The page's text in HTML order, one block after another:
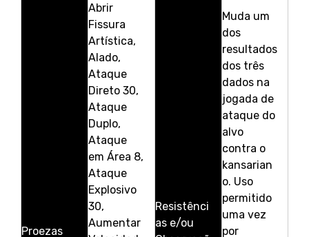
Proezas
Abrir
Fissura
Artística,
Alado,
Ataque
Direto 30,
Ataque
Duplo,
Ataque
em Área 8,
Ataque
Explosivo
30,
Aumentar
Resistênci
as e/ou
Muda um
dos
resultados
dos três
dados na
jogada de
ataque do
alvo
contra o
kansarian
o. Uso
permitido
uma vez
por